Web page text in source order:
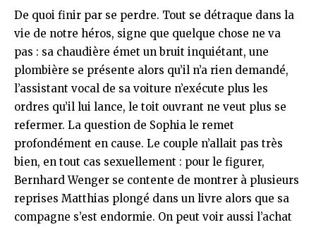
De quoi finir par se perdre. Tout se détraque dans la
vie de notre héros, signe que quelque chose ne va
pas : sa chaudière émet un bruit inquiétant, une
plombière se présente alors qu’il n’a rien demandé,
l’assistant vocal de sa voiture n’exécute plus les
ordres qu’il lui lance, le toit ouvrant ne veut plus se
refermer. La question de Sophia le remet
profondément en cause. Le couple n’allait pas très
bien, en tout cas sexuellement : pour le figurer,
Bernhard Wenger se contente de montrer à plusieurs
reprises Matthias plongé dans un livre alors que sa
compagne s’est endormie. On peut voir aussi l’achat